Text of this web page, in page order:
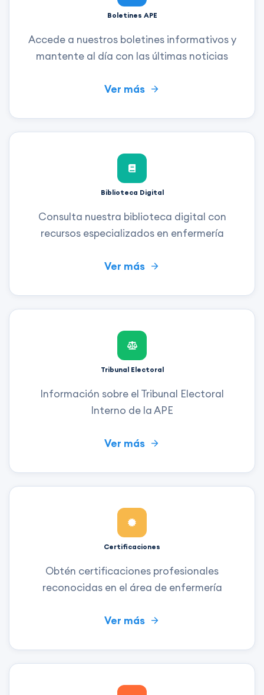
Boletines APE
Accede a nuestros boletines informativos y
mantente al día con las últimas noticias
Ver más
Biblioteca Digital
Consulta nuestra biblioteca digital con
recursos especializados en enfermería
Ver más
Tribunal Electoral
Información sobre el Tribunal Electoral
Interno de la APE
Ver más
Certificaciones
Obtén certificaciones profesionales
reconocidas en el área de enfermería
Ver más